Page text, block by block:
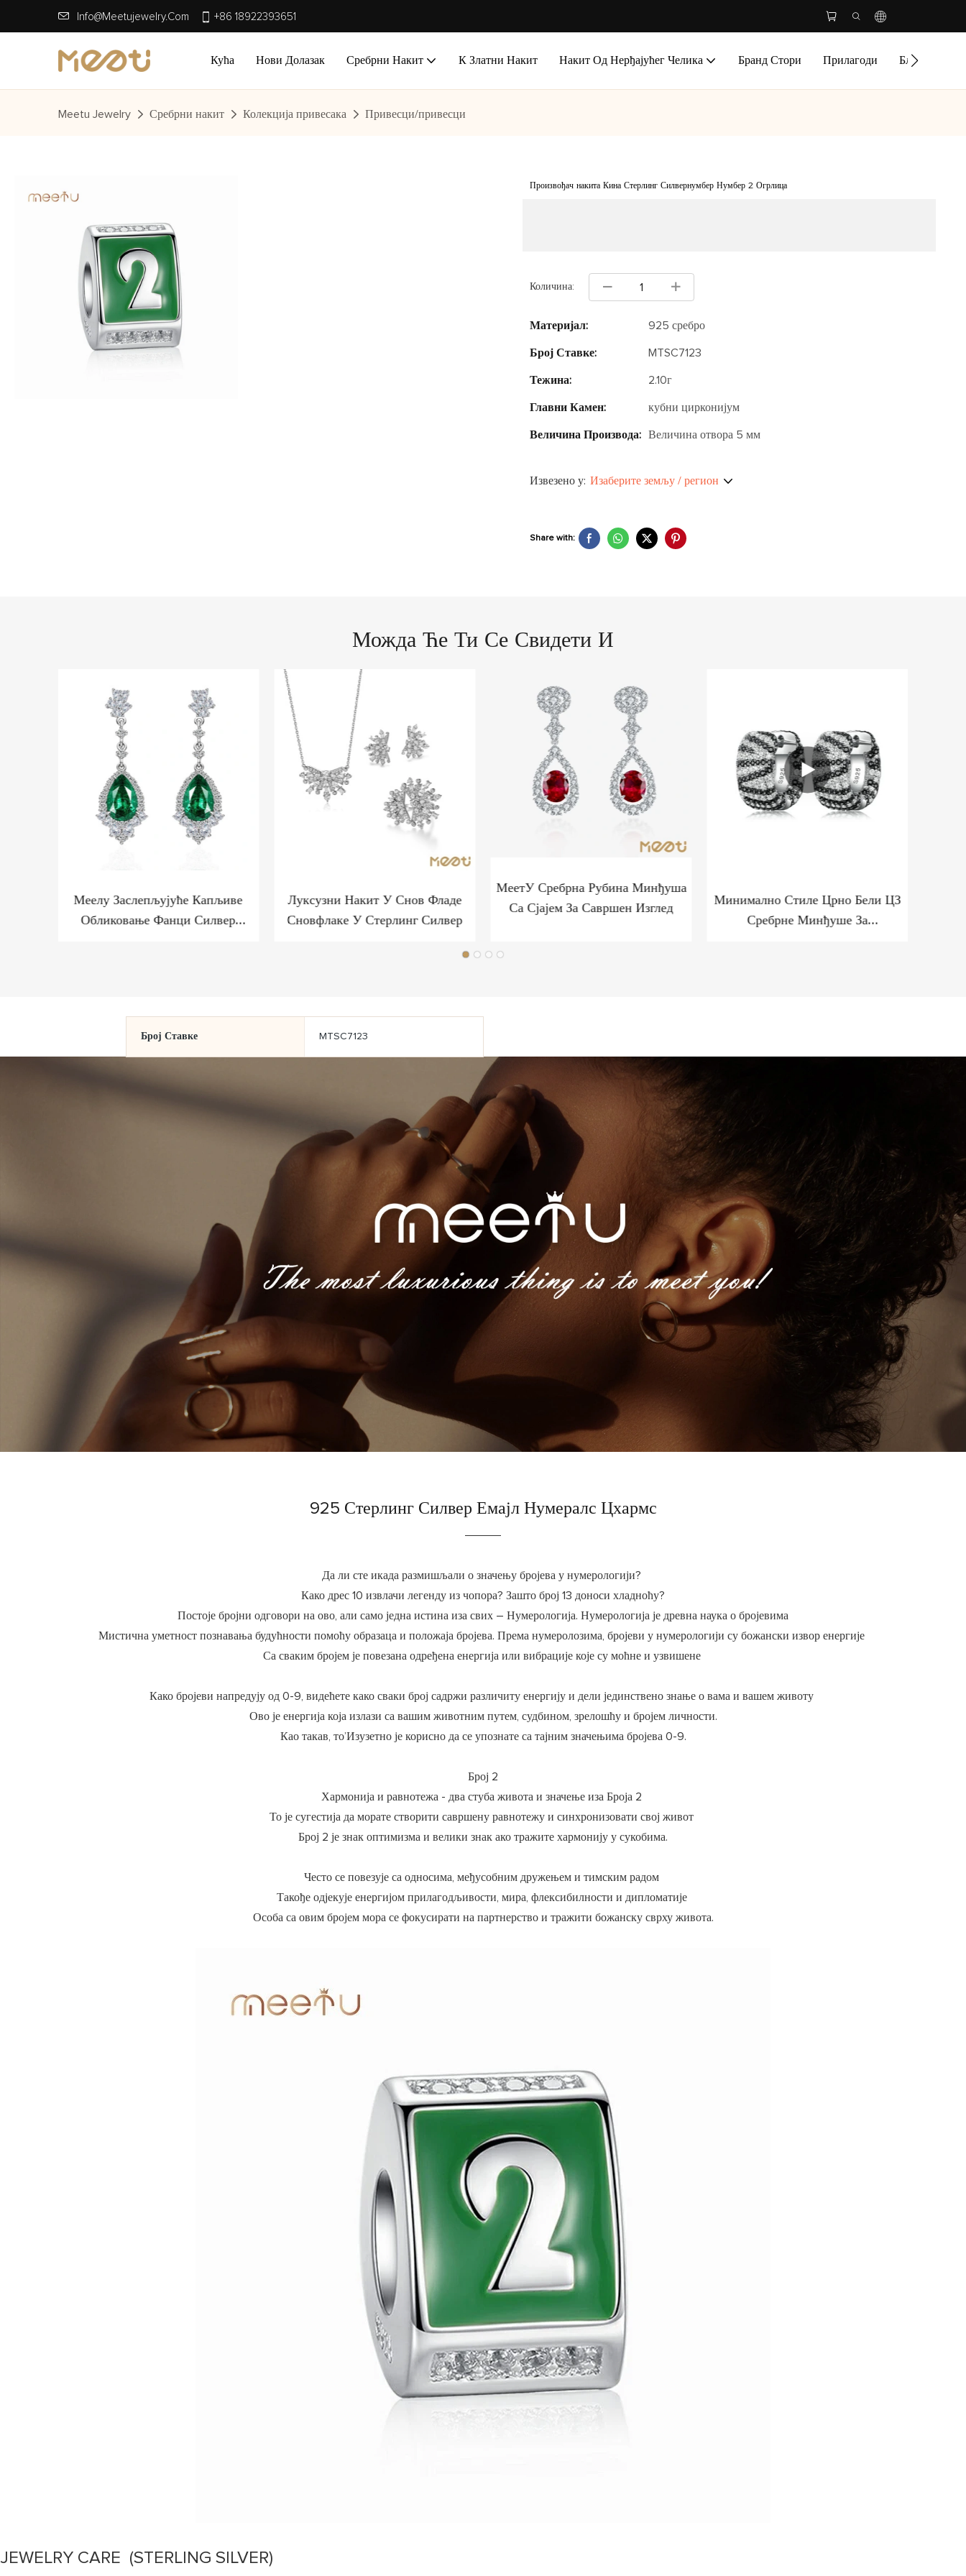
Info@meetujewelry.com +86 18922393651
Кућа Нови Долазак Сребрни Накит К Златни Накит Накит Од Нерђајућег Челика Бранд Стори Прилагоди Блог
Meetu Jewelry Сребрни накит Колекција привесака Привесци/привесци
Произвођач накита Кина Стерлинг Силвернумбер Нумбер 2 Огрлица
Количина:
Материјал: 925 сребро
Број Ставке: MTSC7123
Тежина: 2.10г
Главни Камен: кубни цирконијум
Величина Производа: Величина отвора 5 мм
Извезено у: Изаберите земљу / регион
Share with:
Можда Ће Ти Се Свидети И
Меелу Заслепљујуће Капљиве
Обликовање Фанци Силвер
Луксузни Накит У Снов Фладе
Сновфлаке У Стерлинг Силвер
МеетУ Сребрна Рубина Минђуша
Са Сјајем За Савршен Изглед
Минимално Стиле Црно Бели ЦЗ
Сребрне Минђуше За
Број Ставке MTSC7123
925 Стерлинг Силвер Емајл Нумералс Цхармс
Да ли сте икада размишљали о значењу бројева у нумерологији?
Како дрес 10 извлачи легенду из чопора? Зашто број 13 доноси хладноћу?
Постоје бројни одговори на ово, али само једна истина иза свих – Нумерологија. Нумерологија је древна наука о бројевима
Мистична уметност познавања будућности помоћу образаца и положаја бројева. Према нумеролозима, бројеви у нумерологији су божански извор енергије
Са сваким бројем је повезана одређена енергија или вибрације које су моћне и узвишене
Како бројеви напредују од 0-9, видећете како сваки број садржи различиту енергију и дели јединствено знање о вама и вашем животу
Ово је енергија која излази са вашим животним путем, судбином, зрелошћу и бројем личности.
Као такав, то’Изузетно је корисно да се упознате са тајним значењима бројева 0-9.
Број 2
Хармонија и равнотежа - два стуба живота и значење иза Броја 2
То је сугестија да морате створити савршену равнотежу и синхронизовати свој живот
Број 2 је знак оптимизма и велики знак ако тражите хармонију у сукобима.
Често се повезује са односима, међусобним дружењем и тимским радом
Такође одјекује енергијом прилагодљивости, мира, флексибилности и дипломатије
Особа са овим бројем мора се фокусирати на партнерство и тражити божанску сврху живота.
JEWELRY CARE (STERLING SILVER)